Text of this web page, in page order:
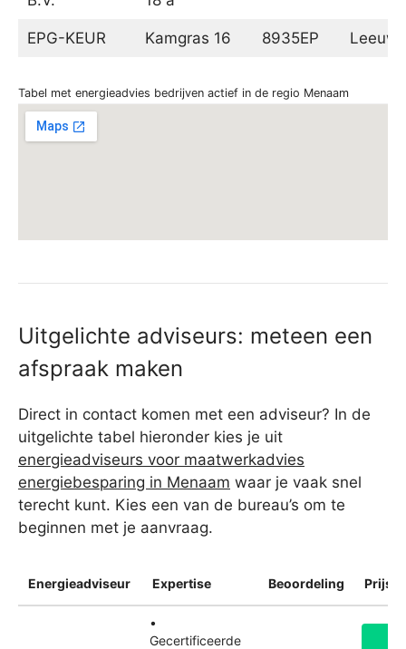
EPG-KEUR Kamgras 16 8935EP
Tabel met energieadvies bedrijven actief in de regio Menaam
Uitgelichte adviseurs: meteen een
afspraak maken
Direct in contact komen met een adviseur? In de
uitgelichte tabel hieronder kies je uit
energieadviseurs voor maatwerkadvies
energiebesparing in Menaam waar je vaak snel
terecht kunt. Kies een van de bureau’s om te
beginnen met je aanvraag.
Energieadviseur Expertise Beoordeling
•
Gecertificeerde